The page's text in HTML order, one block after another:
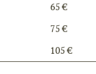
65 €
75 €
105 €